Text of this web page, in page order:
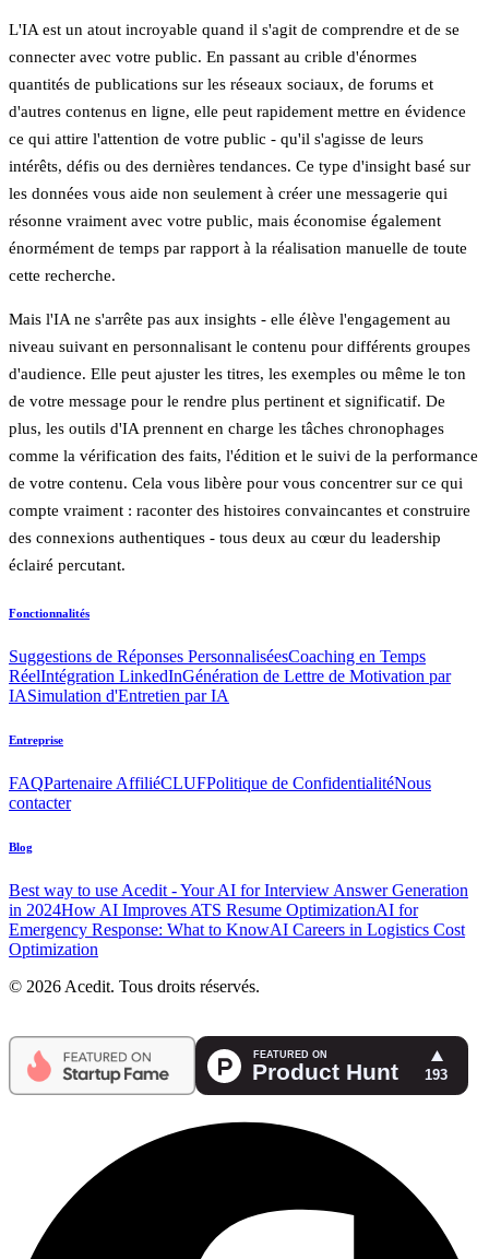
L'IA est un atout incroyable quand il s'agit de comprendre et de se
connecter avec votre public. En passant au crible d'énormes
quantités de publications sur les réseaux sociaux, de forums et
d'autres contenus en ligne, elle peut rapidement mettre en évidence
ce qui attire l'attention de votre public - qu'il s'agisse de leurs
intérêts, défis ou des dernières tendances. Ce type d'insight basé sur
les données vous aide non seulement à créer une messagerie qui
résonne vraiment avec votre public, mais économise également
énormément de temps par rapport à la réalisation manuelle de toute
cette recherche.
Mais l'IA ne s'arrête pas aux insights - elle élève l'engagement au
niveau suivant en personnalisant le contenu pour différents groupes
d'audience. Elle peut ajuster les titres, les exemples ou même le ton
de votre message pour le rendre plus pertinent et significatif. De
plus, les outils d'IA prennent en charge les tâches chronophages
comme la vérification des faits, l'édition et le suivi de la performance
de votre contenu. Cela vous libère pour vous concentrer sur ce qui
compte vraiment : raconter des histoires convaincantes et construire
des connexions authentiques - tous deux au cœur du leadership
éclairé percutant.
Fonctionnalités
Suggestions de Réponses PersonnaliséesCoaching en Temps
RéelIntégration LinkedInGénération de Lettre de Motivation par
IASimulation d'Entretien par IA
Entreprise
FAQPartenaire AffiliéCLUFPolitique de ConfidentialitéNous
contacter
Blog
Best way to use Acedit - Your AI for Interview Answer Generation
in 2024How AI Improves ATS Resume OptimizationAI for
Emergency Response: What to KnowAI Careers in Logistics Cost
Optimization
© 2026 Acedit. Tous droits réservés.